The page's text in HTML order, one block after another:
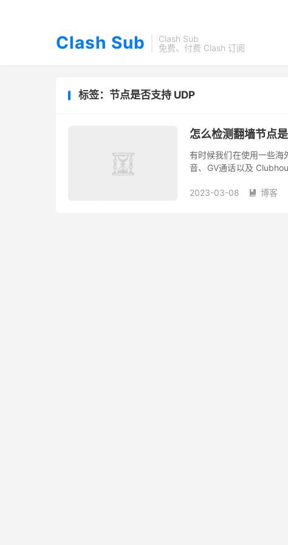
Clash Sub
Clash Sub
免费、付费 Clash 订阅
标签：节点是否支持 UDP
怎么检测翻墙节点
有时候我们在使用一些海
音、GV通话以及
2023-03-08  博客